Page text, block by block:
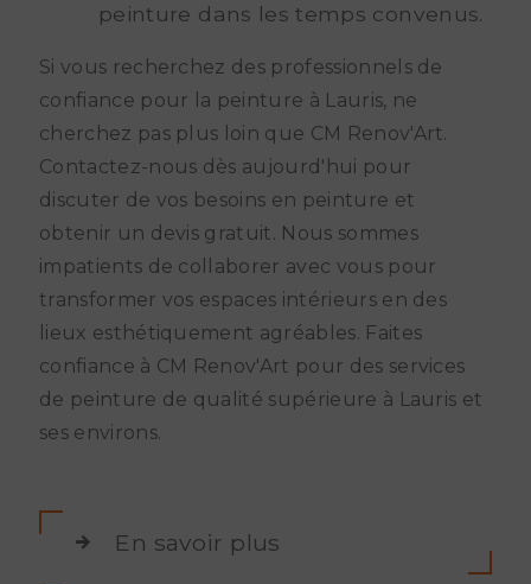
peinture dans les temps convenus.
Si vous recherchez des professionnels de
confiance pour la peinture à Lauris, ne
cherchez pas plus loin que CM Renov'Art.
Contactez-nous dès aujourd'hui pour
discuter de vos besoins en peinture et
obtenir un devis gratuit. Nous sommes
impatients de collaborer avec vous pour
transformer vos espaces intérieurs en des
lieux esthétiquement agréables. Faites
confiance à CM Renov'Art pour des services
de peinture de qualité supérieure à Lauris et
ses environs.
En savoir plus